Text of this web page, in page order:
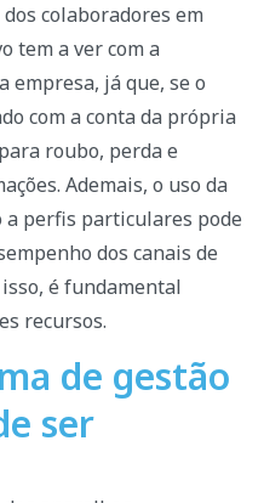
colaboradores em
tem a ver com a
empresa, já que, se o
com a conta da própria
roubo, perda e
Ademais, o uso da
a perfis particulares pode
dos canais de
é fundamental
recursos.
de gestão
ser